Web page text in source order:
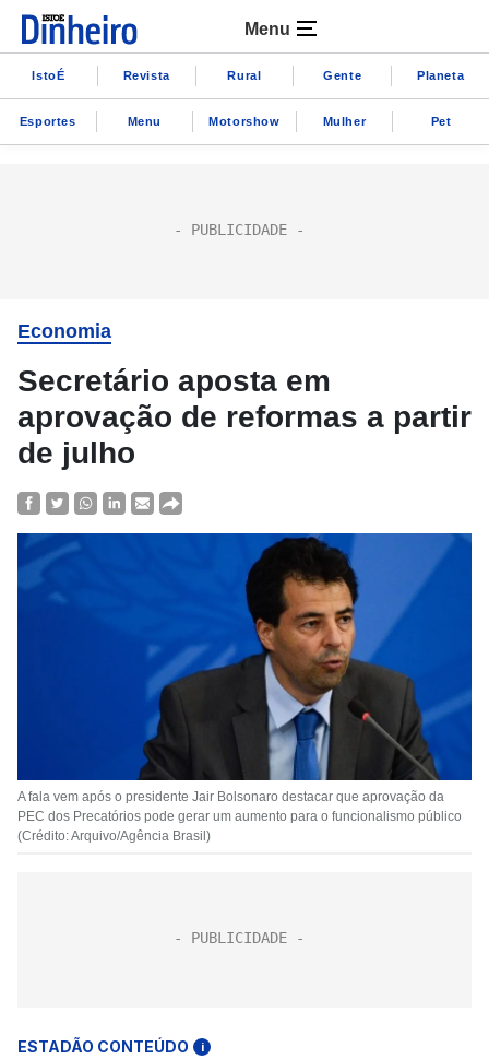
Menu
IstoÉ Revista Rural Gente Planeta
Esportes Menu Motorshow Mulher Pet
Economia
Secretário aposta em
aprovação de reformas a partir
de julho
A fala vem após o presidente Jair Bolsonaro destacar que aprovação da
PEC dos Precatórios pode gerar um aumento para o funcionalismo público
(Crédito: Arquivo/Agência Brasil)
ESTADÃO CONTEÚDO i